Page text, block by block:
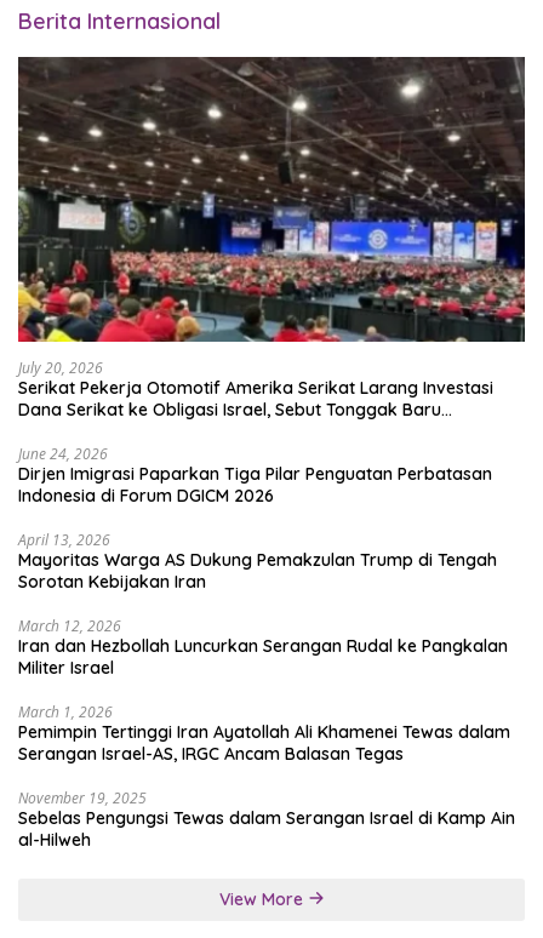
Berita Internasional
July 20, 2026
Serikat Pekerja Otomotif Amerika Serikat Larang Investasi
Dana Serikat ke Obligasi Israel, Sebut Tonggak Baru
June 24, 2026
Dirjen Imigrasi Paparkan Tiga Pilar Penguatan Perbatasan
Indonesia di Forum DGICM 2026
April 13, 2026
Mayoritas Warga AS Dukung Pemakzulan Trump di Tengah
Sorotan Kebijakan Iran
March 12, 2026
Iran dan Hezbollah Luncurkan Serangan Rudal ke Pangkalan
Militer Israel
March 1, 2026
Pemimpin Tertinggi Iran Ayatollah Ali Khamenei Tewas dalam
Serangan Israel-AS, IRGC Ancam Balasan Tegas
November 19, 2025
Sebelas Pengungsi Tewas dalam Serangan Israel di Kamp Ain
al-Hilweh
View More